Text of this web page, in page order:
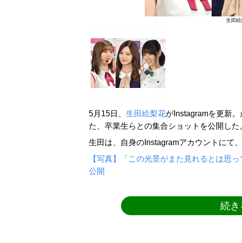
生田絵
5月15日、 生田絵梨花がInstagramを更新
た、卒業生らとの集合ショットを公開した
生田は、自身のInstagramアカウントにて
【写真】「この光景がまた見れるとは思
公開
続き